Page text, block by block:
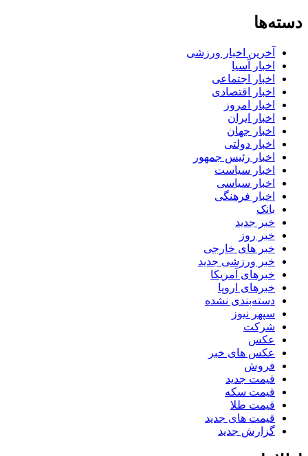
دسته‌ها
آخرین اخبار ورزشی
اخبار آسیا
اخبار اجتماعی
اخبار اقتصادی
اخبار امروز
اخبار ایران
اخبار جهان
اخبار دولتی
اخبار رئیس جمهور
اخبار سیاست
اخبار سیاسی
اخبار فرهنگی
بانک
خبر جدید
خبر روز
خبر های خارجی
خبر ورزشی جدید
خبرهای آمریکا
خبرهای اروپا
دسته‌بندی نشده
سپهر نیوز
شرکت
عکس
عکس های خبر
فروش
قیمت جدید
قیمت سکه
قیمت طلا
قیمت های جدید
گزارش جدید